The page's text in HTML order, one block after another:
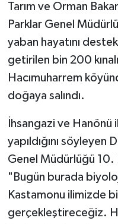
Tarım ve Orman
Parklar Genel
yaban hayatını
getirilen bin 200
Hacımuharrem
doğaya salındı.
İhsangazi ve Hanönü
yapıldığını söyleyen
Genel Müdürlüğü
"Bugün burada
Kastamonu ilimizde
gerçekleştireceğiz.